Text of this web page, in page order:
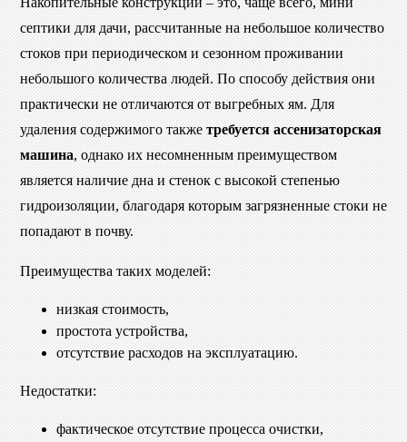
септики для дачи, рассчитанные на небольшое количество
стоков при периодическом и сезонном проживании
небольшого количества людей. По способу действия они
практически не отличаются от выгребных ям. Для
удаления содержимого также требуется ассенизаторская
машина, однако их несомненным преимуществом
является наличие дна и стенок с высокой степенью
гидроизоляции, благодаря которым загрязненные стоки не
попадают в почву.
Преимущества таких моделей:
низкая стоимость,
простота устройства,
отсутствие расходов на эксплуатацию.
Недостатки:
фактическое отсутствие процесса очистки,